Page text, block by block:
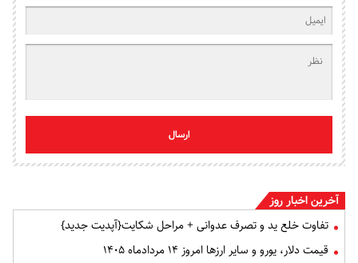
ارسال
آخرین اخبار روز
تفاوت خلع ید و تصرف عدوانی + مراحل شکایت{آپدیت جدید}
قیمت دلار، یورو و سایر ارزها امروز ۱۴ مردادماه ۱۴۰۵